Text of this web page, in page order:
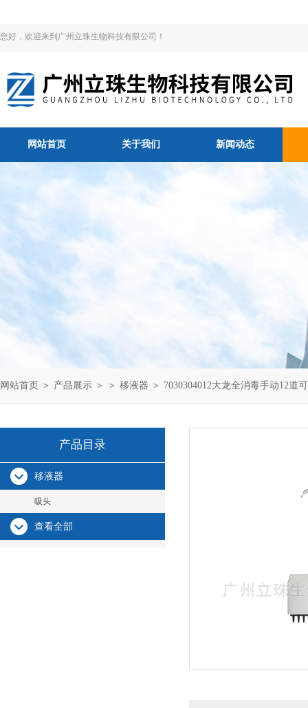
您好，欢迎来到广州立珠生物科技有限公司！
网站首页 关于我们 新闻动态
网站首页 ＞ 产品展示 ＞ ＞ 移液器 ＞ 7030304012大龙全消毒手动12道
产品目录
移液器
吸头
查看全部